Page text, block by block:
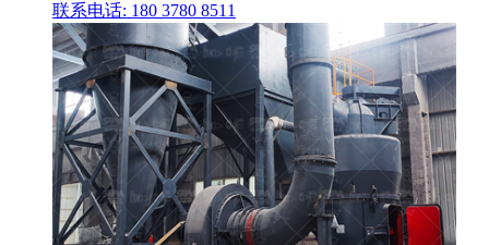
联系电话: 180 3780 8511